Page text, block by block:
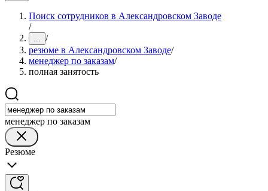
Поиск сотрудников в Александровском Заводе
/
... /
резюме в Александровском Заводе/
менеджер по заказам/
полная занятость
менеджер по заказам
Резюме